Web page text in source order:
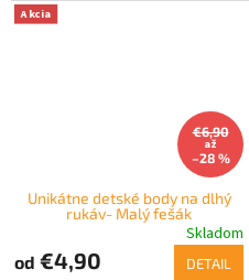
Akcia
€6,90
až
–28 %
Unikátne detské body na dlhý
rukáv- Malý fešák
Skladom
od €4,90 DETAIL